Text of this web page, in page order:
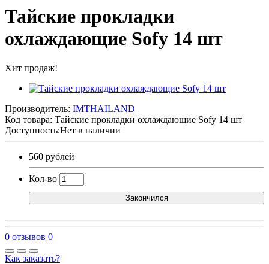
Тайские прокладки
охлаждающие Sofy 14 шт
Хит продаж!
Производитель: IMTHAILAND
Код товара: Тайские прокладки охлаждающие Sofy 14 шт
Доступность:Нет в наличии
560 рублей
Кол-во
Закончился
0 отзывов 0
Как заказать?